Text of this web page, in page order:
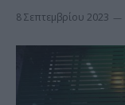
8 Σεπτεμβρίου 2023